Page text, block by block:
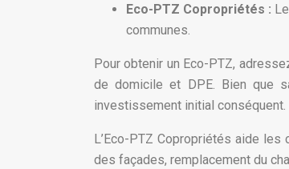
Eco-PTZ Copropriétés :
communes.
Pour obtenir un Eco-PTZ,
de domicile et DPE. Bien que
investissement initial
L’Eco-PTZ Copropriétés aide
des façades, remplacement du